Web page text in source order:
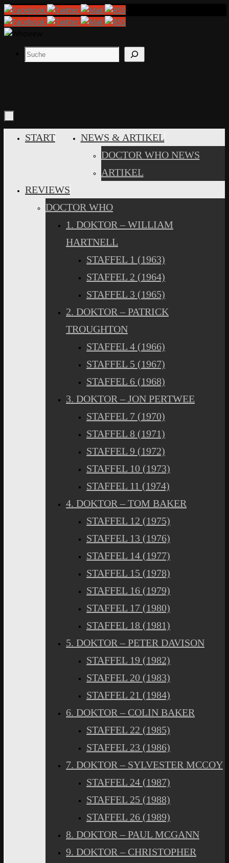
Zum
Inhalt
springen
Suchen
INHALT
START
NEWS & ARTIKEL
DOCTOR WHO NEWS
ARTIKEL
REVIEWS
DOCTOR WHO
1. DOKTOR – WILLIAM
HARTNELL
STAFFEL 1 (1963)
STAFFEL 2 (1964)
STAFFEL 3 (1965)
2. DOKTOR – PATRICK
TROUGHTON
STAFFEL 4 (1966)
STAFFEL 5 (1967)
STAFFEL 6 (1968)
3. DOKTOR – JON PERTWEE
STAFFEL 7 (1970)
STAFFEL 8 (1971)
STAFFEL 9 (1972)
STAFFEL 10 (1973)
STAFFEL 11 (1974)
4. DOKTOR – TOM BAKER
STAFFEL 12 (1975)
STAFFEL 13 (1976)
STAFFEL 14 (1977)
STAFFEL 15 (1978)
STAFFEL 16 (1979)
STAFFEL 17 (1980)
STAFFEL 18 (1981)
5. DOKTOR – PETER DAVISON
STAFFEL 19 (1982)
STAFFEL 20 (1983)
STAFFEL 21 (1984)
6. DOKTOR – COLIN BAKER
STAFFEL 22 (1985)
STAFFEL 23 (1986)
7. DOKTOR – SYLVESTER MCCOY
STAFFEL 24 (1987)
STAFFEL 25 (1988)
STAFFEL 26 (1989)
8. DOKTOR – PAUL MCGANN
9. DOKTOR – CHRISTOPHER